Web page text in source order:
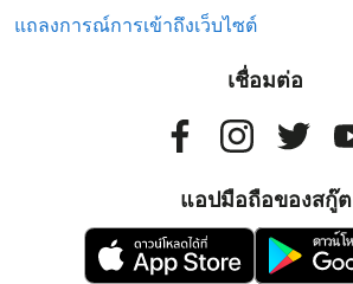
แถลงการณ์การเข้าถึงเว็บไซต์
เชื่อมต่อ
แอปมือถือของสกู๊ต